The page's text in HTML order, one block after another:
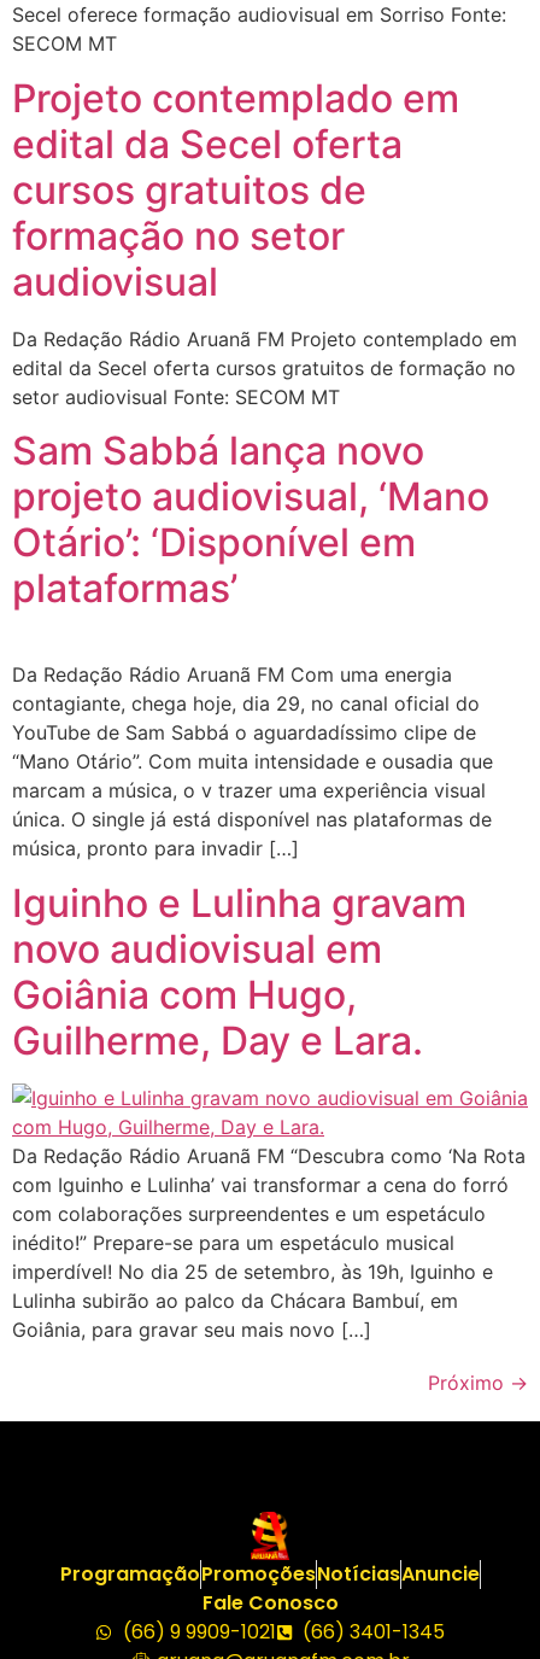
Secel oferece formação audiovisual em Sorriso Fonte:
SECOM MT
Projeto contemplado em
edital da Secel oferta
cursos gratuitos de
formação no setor
audiovisual
Da Redação Rádio Aruanã FM Projeto contemplado em
edital da Secel oferta cursos gratuitos de formação no
setor audiovisual Fonte: SECOM MT
Sam Sabbá lança novo
projeto audiovisual, ‘Mano
Otário’: ‘Disponível em
plataformas’
Da Redação Rádio Aruanã FM Com uma energia
contagiante, chega hoje, dia 29, no canal oficial do
YouTube de Sam Sabbá o aguardadíssimo clipe de
“Mano Otário”. Com muita intensidade e ousadia que
marcam a música, o v trazer uma experiência visual
única. O single já está disponível nas plataformas de
música, pronto para invadir […]
Iguinho e Lulinha gravam
novo audiovisual em
Goiânia com Hugo,
Guilherme, Day e Lara.
Da Redação Rádio Aruanã FM “Descubra como ‘Na Rota
com Iguinho e Lulinha’ vai transformar a cena do forró
com colaborações surpreendentes e um espetáculo
inédito!” Prepare-se para um espetáculo musical
imperdível! No dia 25 de setembro, às 19h, Iguinho e
Lulinha subirão ao palco da Chácara Bambuí, em
Goiânia, para gravar seu mais novo […]
Próximo →
ProgramaçãoPromoçõesNotíciasAnuncie
Fale Conosco
(66) 9 9909-1021
(66) 3401-1345